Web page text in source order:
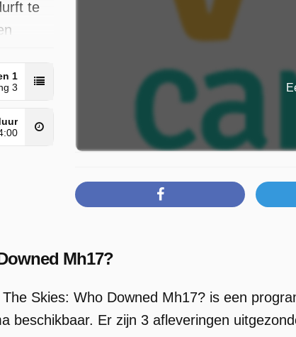
te
1
3
Mh17?
Skies: Who Downed Mh17? is een
beschikbaar. Er zijn 3 afleveringen